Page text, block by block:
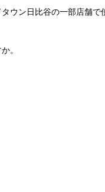
ウン日比谷の一部店舗で
。